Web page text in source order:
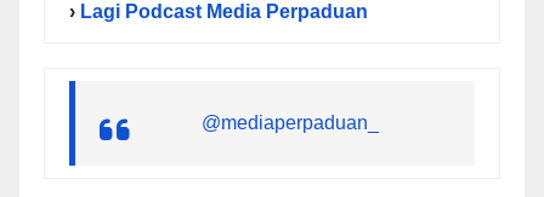
› Lagi Podcast Media Perpaduan
@mediaperpaduan_